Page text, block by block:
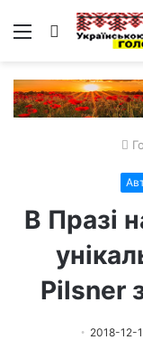
Меню Пошук
В Празі
Pilsner
2018-12-